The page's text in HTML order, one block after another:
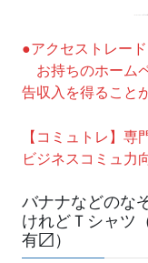
●アクセストレード
お持ちのホーム
告収入を得ること
【コミュトレ】専
ビジネスコミュ力
バナナなどのな
けれどＴシャツ
有〼）